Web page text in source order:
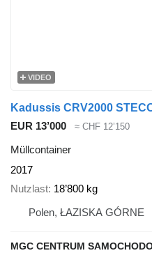
VIDEO
EUR 13’000 ≈ CHF 12’150
Müllcontainer
2017
Nutzlast 18’800 kg
Polen, ŁAZISKA GÓRNE
MGC CENTRUM